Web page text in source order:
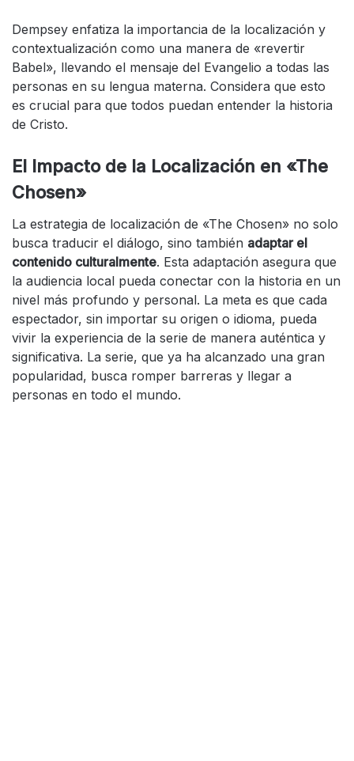
Dempsey enfatiza la importancia de la localización y
contextualización como una manera de «revertir
Babel», llevando el mensaje del Evangelio a todas las
personas en su lengua materna. Considera que esto
es crucial para que todos puedan entender la historia
de Cristo.
El Impacto de la Localización en «The
Chosen»
La estrategia de localización de «The Chosen» no solo
busca traducir el diálogo, sino también adaptar el
contenido culturalmente. Esta adaptación asegura que
la audiencia local pueda conectar con la historia en un
nivel más profundo y personal. La meta es que cada
espectador, sin importar su origen o idioma, pueda
vivir la experiencia de la serie de manera auténtica y
significativa. La serie, que ya ha alcanzado una gran
popularidad, busca romper barreras y llegar a
personas en todo el mundo.